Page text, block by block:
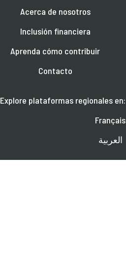
Acerca de nosotros
Inclusión financiera
Aprenda cómo contribuir
Contacto
Explore plataformas regionales en:
Français
العربية